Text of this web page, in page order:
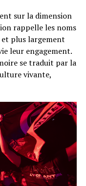
sur la dimension
rappelle les noms
et plus largement
leur engagement.
se traduit par la
vivante,